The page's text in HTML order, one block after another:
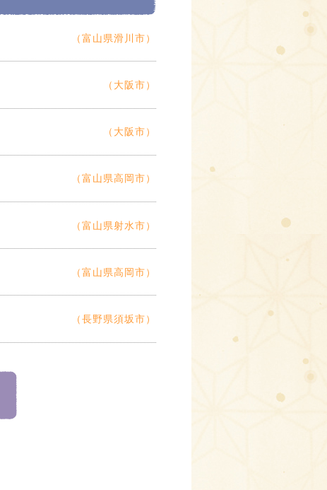
（富山県滑川市）
（大阪市）
（大阪市）
（富山県高岡市）
（富山県射水市）
（富山県高岡市）
（長野県須坂市）